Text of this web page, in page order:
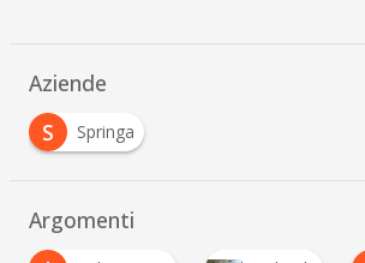
Aziende
S
Springa
Argomenti